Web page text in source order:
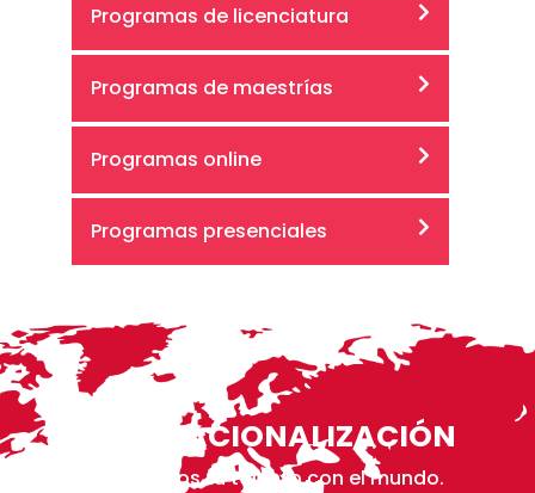
Programas de licenciatura
Programas de maestrías
Programas online
Programas presenciales
INTERNACIONALIZACIÓN
Conectamos tu talento con el mundo.